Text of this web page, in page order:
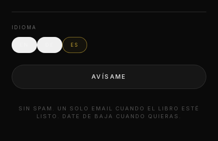
IDIOMA
ES
AVÍSAME
SIN SPAM. UN SOLO EMAIL CUANDO EL LIBRO ESTÉ
LISTO. DATE DE BAJA CUANDO QUIERAS.